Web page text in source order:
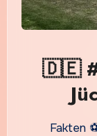
🇩🇪
Fakten